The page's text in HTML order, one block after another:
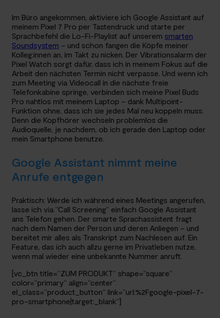
Im Büro angekommen, aktiviere ich Google Assistant auf
meinem Pixel 7 Pro per Tastendruck und starte per
Sprachbefehl die Lo-Fi-Playlist auf unserem smarten
Soundsystem – und schon fangen die Köpfe meiner
Kolleg:innen an, im Takt zu nicken. Der Vibrationsalarm der
Pixel Watch sorgt dafür, dass ich in meinem Fokus auf die
Arbeit den nächsten Termin nicht verpasse. Und wenn ich
zum Meeting via Videocall in die nächste freie
Telefonkabine springe, verbinden sich meine Pixel Buds
Pro nahtlos mit meinem Laptop – dank Multipoint-
Funktion ohne, dass ich sie jedes Mal neu koppeln muss.
Denn die Kopfhörer wechseln problemlos die
Audioquelle, je nachdem, ob ich gerade den Laptop oder
mein Smartphone benutze.
Google Assistant nimmt meine
Anrufe entgegen
Praktisch: Werde ich während eines Meetings angerufen,
lasse ich via “Call Screening” einfach Google Assistant
ans Telefon gehen. Der smarte Sprachassistent fragt
nach dem Namen der Person und deren Anliegen – und
bereitet mir alles als Transkript zum Nachlesen auf. Ein
Feature, das ich auch allzu gerne im Privatleben nutze,
wenn mal wieder eine unbekannte Nummer anruft.
[vc_btn title=“ZUM PRODUKT“ shape=“square“
color=“primary“ align=“center“
el_class=“product_button“ link=“url:%2Fgoogle-pixel-7-
pro-smartphone|target:_blank“]